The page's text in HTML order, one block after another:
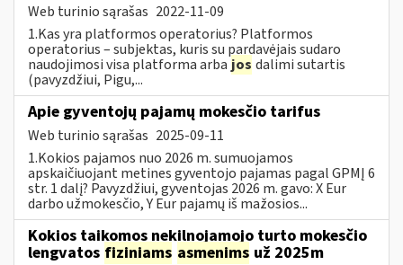
Web turinio sąrašas 2022-11-09
1.Kas yra platformos operatorius? Platformos
operatorius – subjektas, kuris su pardavėjais sudaro
naudojimosi visa platforma arba jos dalimi sutartis
(pavyzdžiui, Pigu,...
Apie gyventojų pajamų mokesčio tarifus
Web turinio sąrašas 2025-09-11
1.Kokios pajamos nuo 2026 m. sumuojamos
apskaičiuojant metines gyventojo pajamas pagal GPMĮ 6
str. 1 dalį? Pavyzdžiui, gyventojas 2026 m. gavo: X Eur
darbo užmokesčio, Y Eur pajamų iš mažosios...
Kokios taikomos nekilnojamojo turto mokesčio
lengvatos fiziniams asmenims už 2025m